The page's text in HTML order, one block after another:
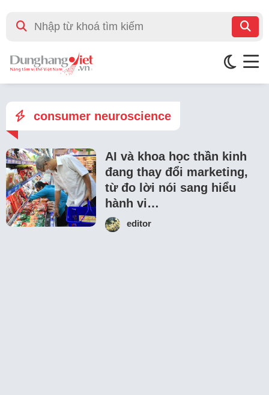
consumer neuroscience
AI và khoa học thần kinh
đang thay đổi marketing,
từ đo lời nói sang hiểu
hành vi…
editor